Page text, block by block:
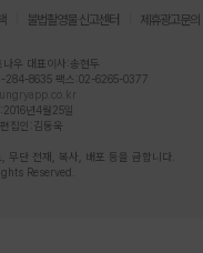
불법촬영물 신고센터 제휴광고문의
우 대표이사:송현두
284-8635 팩스:02-6265-0377
년4월25일
집인:김동욱
무단 전재, 복사, 배포 등을 금합니다.
Reserved.